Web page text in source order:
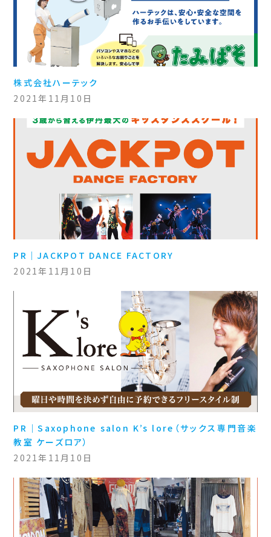
株式会社ハーテック
2021年11月10日
PR｜JACKPOT DANCE FACTORY
2021年11月10日
PR｜Saxophone salon K’s lore（サックス専門音楽
教室 ケーズロア）
2021年11月10日